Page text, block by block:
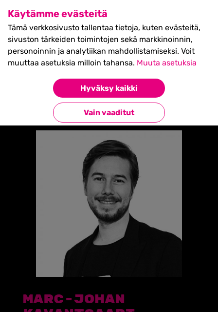
Käytämme evästeitä
Tämä verkkosivusto tallentaa tietoja, kuten evästeitä,
sivuston tärkeiden toimintojen sekä markkinoinnin,
personoinnin ja analytiikan mahdollistamiseksi. Voit
muuttaa asetuksia milloin tahansa. Muuta asetuksia
Hyväksy kaikki
Vain vaaditut
SHIFT Business Festival
27.5.2027, Turku - liput
myynnissä nyt! >>
MARC-JOHAN KAVANTSAARI
Takaisin esiintyjiin
MARC-JOHAN